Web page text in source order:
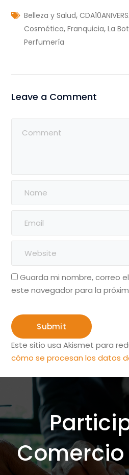
Belleza y Salud,
Cosmética,Franquicia,La
Perfumería
Leave a Comment
Guarda mi nombre, correo
este navegador para la
Este sitio usa Akismet para
cómo se procesan los datos